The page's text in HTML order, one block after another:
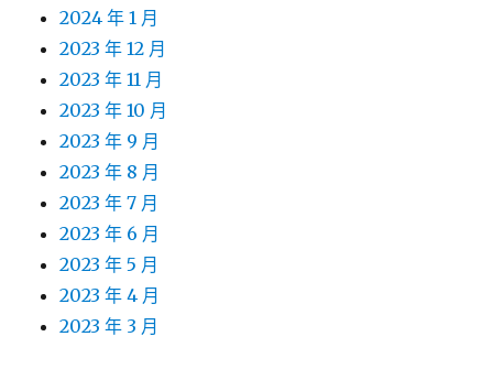
2024 年 1 月
2023 年 12 月
2023 年 11 月
2023 年 10 月
2023 年 9 月
2023 年 8 月
2023 年 7 月
2023 年 6 月
2023 年 5 月
2023 年 4 月
2023 年 3 月